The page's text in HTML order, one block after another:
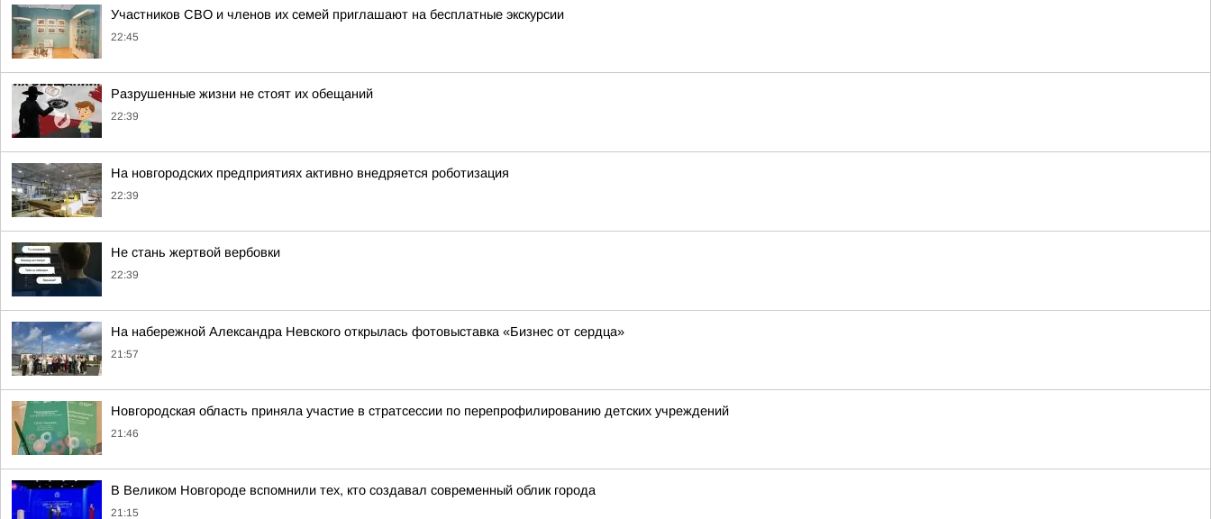
Участников СВО и членов их семей приглашают на бесплатные экскурсии
22:45
Разрушенные жизни не стоят их обещаний
22:39
На новгородских предприятиях активно внедряется роботизация
22:39
Не стань жертвой вербовки
22:39
На набережной Александра Невского открылась фотовыставка «Бизнес от сердца»
21:57
Новгородская область приняла участие в стратсессии по перепрофилированию детских учреждений
21:46
В Великом Новгороде вспомнили тех, кто создавал современный облик города
21:15